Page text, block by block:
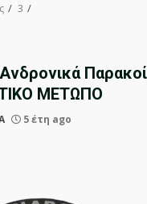
3
ΜΕΤΩΠΟ
5 έτη ago